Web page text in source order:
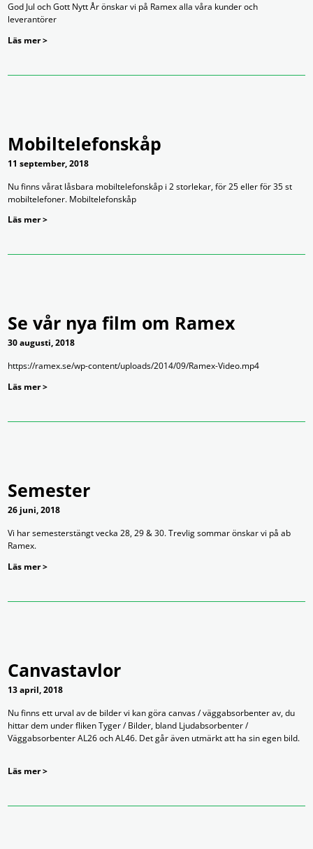
God Jul och Gott Nytt År önskar vi på Ramex alla våra kunder och
leverantörer
Läs mer >
Mobiltelefonskåp
11 september, 2018
Nu finns vårat låsbara mobiltelefonskåp i 2 storlekar, för 25 eller för 35 st
mobiltelefoner. Mobiltelefonskåp
Läs mer >
Se vår nya film om Ramex
30 augusti, 2018
https://ramex.se/wp-content/uploads/2014/09/Ramex-Video.mp4
Läs mer >
Semester
26 juni, 2018
Vi har semesterstängt vecka 28, 29 & 30. Trevlig sommar önskar vi på ab
Ramex.
Läs mer >
Canvastavlor
13 april, 2018
Nu finns ett urval av de bilder vi kan göra canvas / väggabsorbenter av, du
hittar dem under fliken Tyger / Bilder, bland Ljudabsorbenter /
Väggabsorbenter AL26 och AL46. Det går även utmärkt att ha sin egen bild.
Läs mer >